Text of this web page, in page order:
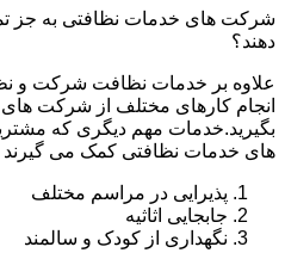
شرکت های خدمات نظافتی به جز
دهند؟
علاوه بر خدمات نظافت شرکت و
انجام کارهای مختلف از شرکت
بگیرید.خدمات مهم دیگری که
های خدمات نظافتی کمک می
پذیرایی در مراسم مختلف
جابجایی اثاثیه
نگهداری از کودک و سالمند